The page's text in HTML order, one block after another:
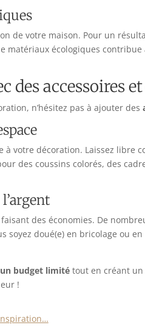
de votre maison. Pour un
écologiques
accessoires
n’hésitez pas à ajouter des
votre décoration. Laissez libre
des coussins colorés, des
des économies. De
soyez doué(e) en bricolage ou
budget limitétout en créant un
!